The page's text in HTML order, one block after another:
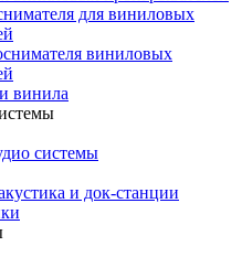
для виниловых
виниловых
винила
системы
и док-станции